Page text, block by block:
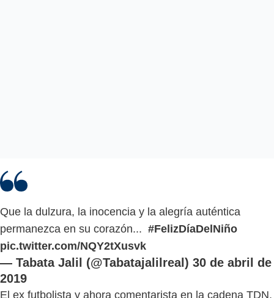
Que la dulzura, la inocencia y la alegría auténtica
permanezca en su corazón... #FelizDíaDelNiño
pic.twitter.com/NQY2tXusvk
— Tabata Jalil (@Tabatajalilreal) 30 de abril de
2019
El ex futbolista y ahora comentarista en la cadena TDN,